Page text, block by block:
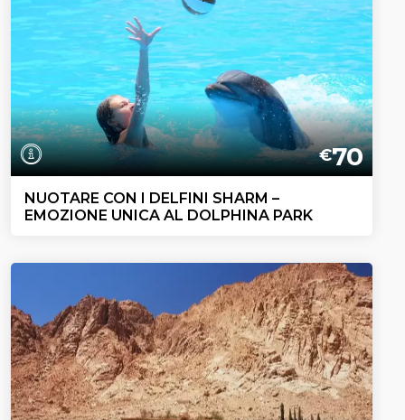
€70
NUOTARE CON I DELFINI SHARM –
EMOZIONE UNICA AL DOLPHINA PARK